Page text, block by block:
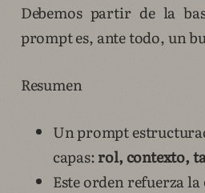
Debemos partir de la
prompt es, ante todo, un
Resumen
Un prompt
capas:rol, contexto,
Este orden refuerza la